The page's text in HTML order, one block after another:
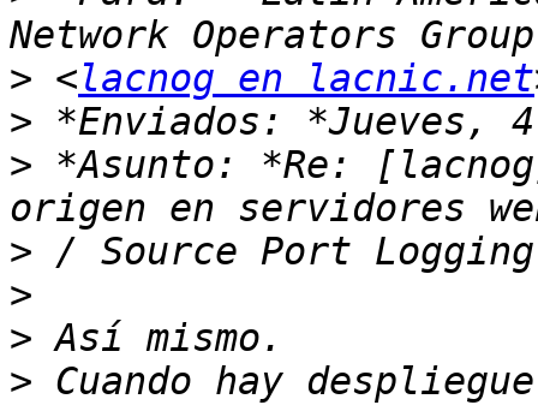
> <lacnog en lacnic.net
>
> *Asunto: *Re:
>
>
>
> Cuando hay